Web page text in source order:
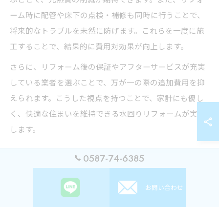
ーム時に配管や床下の点検・補修も同時に行うことで、
将来的なトラブルを未然に防げます。これらを一度に施
工することで、結果的に費用対効果が向上します。
さらに、リフォーム後の保証やアフターサービスが充実
している業者を選ぶことで、万が一の際の追加費用を抑
えられます。こうした視点を持つことで、家計にも優し
く、快適な住まいを維持できる水回りリフォームが実現
します。
暮らしに寄り添う給湯器と設備の選
0587-74-6385
お問い合わせ